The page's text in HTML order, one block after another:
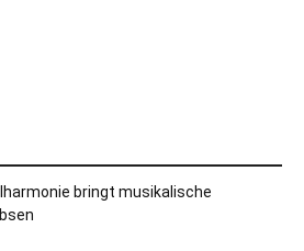
bringt musikalische